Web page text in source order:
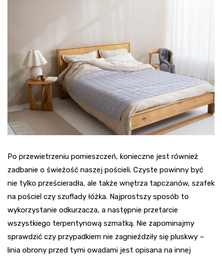
Po przewietrzeniu pomieszczeń, konieczne jest również
zadbanie o świeżość naszej pościeli. Czyste powinny być
nie tylko prześcieradła, ale także wnętrza tapczanów, szafek
na pościel czy szuflady łóżka. Najprostszy sposób to
wykorzystanie odkurzacza, a następnie przetarcie
wszystkiego terpentynową szmatką. Nie zapominajmy
sprawdzić czy przypadkiem nie zagnieździły się pluskwy –
linia obrony przed tymi owadami jest opisana na innej